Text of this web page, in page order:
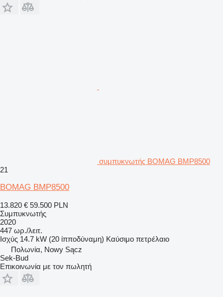
συμπυκνωτής BOMAG BMP8500
21
BOMAG BMP8500
13.820 € 59.500 PLN
Συμπυκνωτής
2020
447 ωρ./λειτ.
Ισχύς 14.7 kW (20 ίπποδύναμη) Καύσιμο πετρέλαιο
Πολωνία, Nowy Sącz
Sek-Bud
Επικοινωνία με τον πωλητή